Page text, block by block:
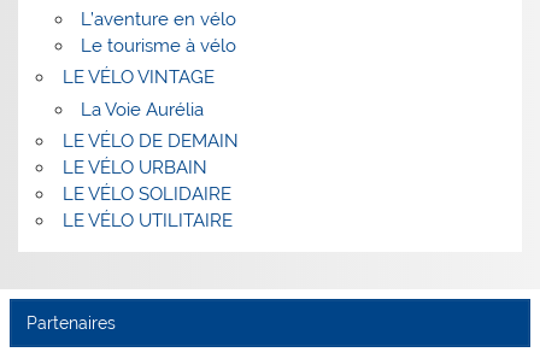
L’aventure en vélo
Le tourisme à vélo
LE VÉLO VINTAGE
La Voie Aurélia
LE VÉLO DE DEMAIN
LE VÉLO URBAIN
LE VÉLO SOLIDAIRE
LE VÉLO UTILITAIRE
Partenaires